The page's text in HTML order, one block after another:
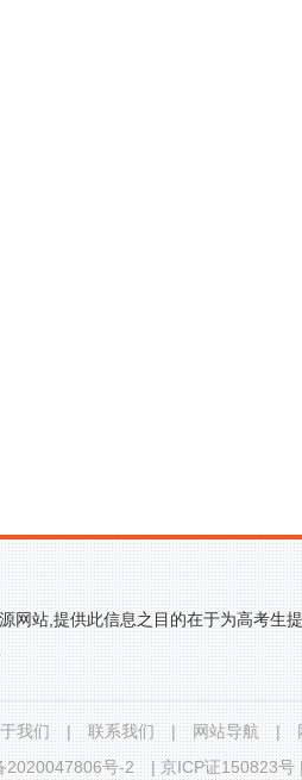
网站,提供此信息之目的在于为高考生
我们 | 联系我们 | 网站导航 |
2020047806号-2
|京ICP证150823号